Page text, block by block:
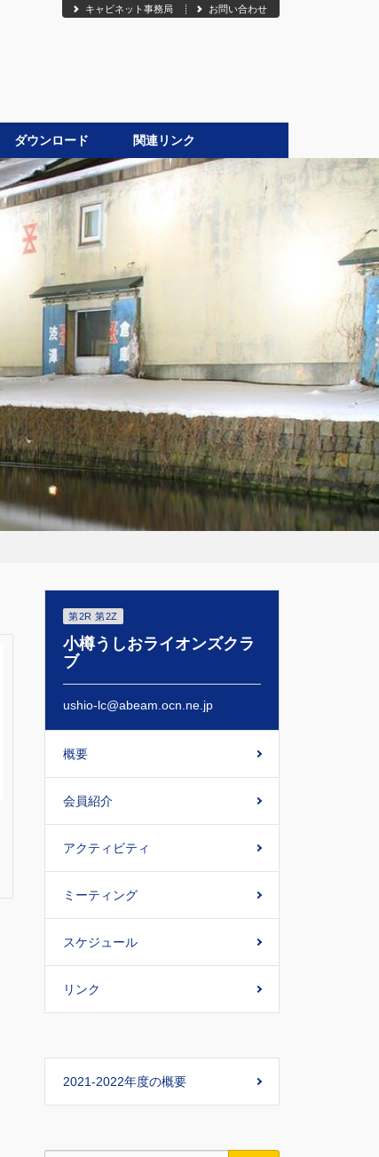
キャビネット事務局 お問い合わせ
ダウンロード 関連リンク
第2R 第2Z
小樽うしおライオンズクラ
ブ
ushio-lc@abeam.ocn.ne.jp
概要
会員紹介
アクティビティ
ミーティング
スケジュール
リンク
2021-2022年度の概要